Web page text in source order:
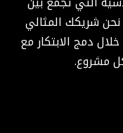
نحن شريكك المثالي
دمج الابتكار مع
مشروع.